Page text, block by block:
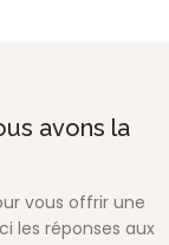
avons la
vous offrir une
les réponses aux